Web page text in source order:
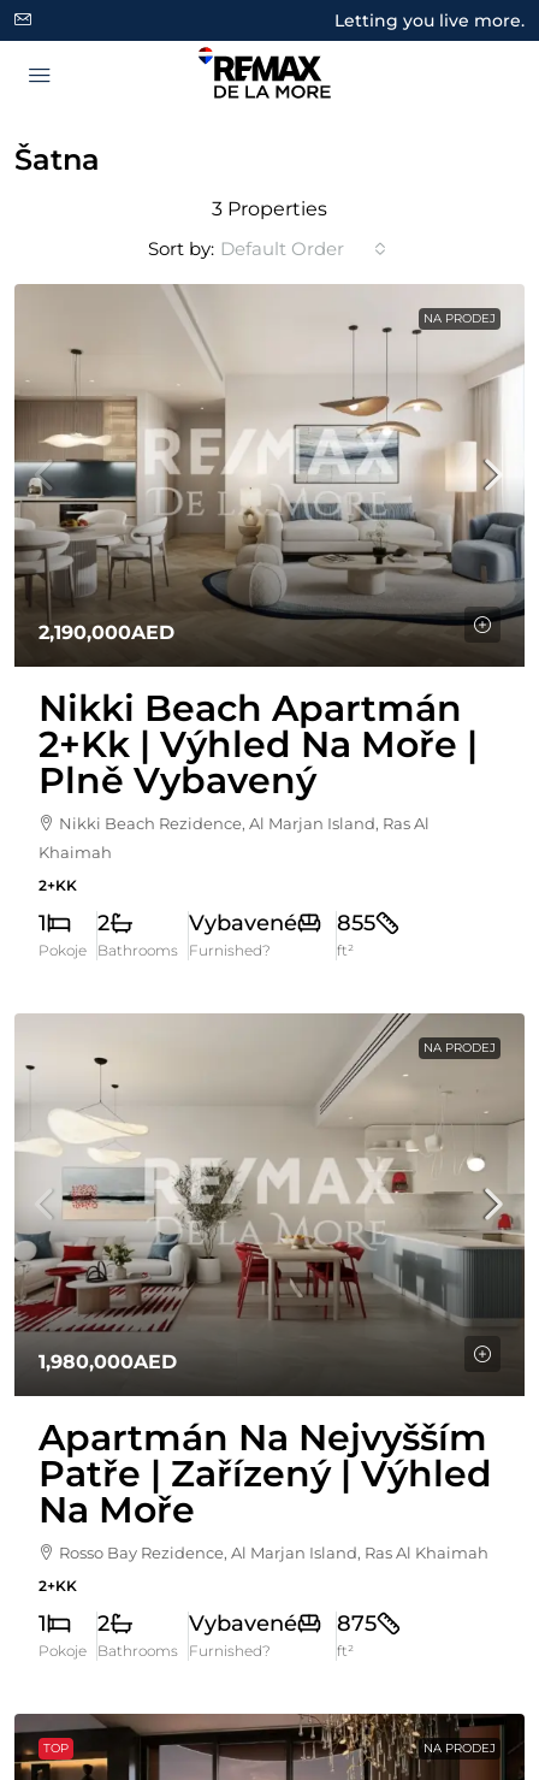
Letting you live more.
Šatna
3 Properties
Sort by: Default Order
NA PRODEJ
2,190,000AED
Nikki Beach Apartmán
2+kk | Výhled Na Moře |
Plně Vybavený
Nikki Beach Rezidence, Al Marjan Island, Ras Al
Khaimah
2+KK
1
Pokoje
2
Bathrooms
Vybavené
Furnished?
855
ft²
NA PRODEJ
1,980,000AED
Apartmán Na Nejvyšším
Patře | Zařízený | Výhled
Na Moře
Rosso Bay Rezidence, Al Marjan Island, Ras Al Khaimah
2+KK
1
Pokoje
2
Bathrooms
Vybavené
Furnished?
875
ft²
TOP NA PRODEJ